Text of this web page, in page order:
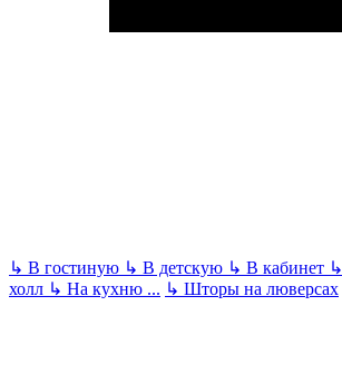
↳ В гостиную ↳ В детскую ↳ В кабинет ↳
холл ↳ На кухню ... ↳ Шторы на люверсах